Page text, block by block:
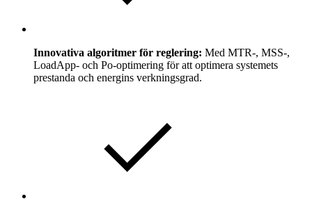
Innovativa algoritmer för reglering: Med MTR-, MSS-,
LoadApp- och Po-optimering för att optimera systemets
prestanda och energins verkningsgrad.